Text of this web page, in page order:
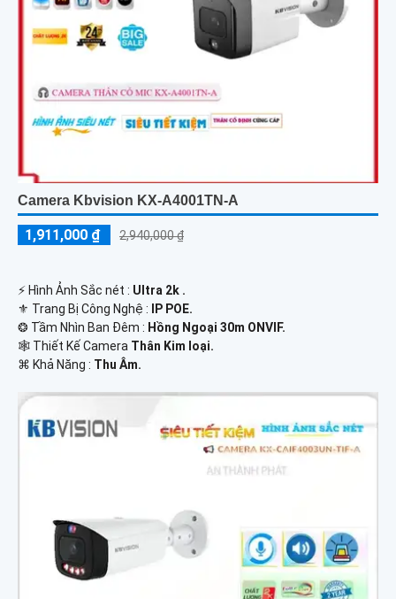
Camera Kbvision KX-A4001TN-A
1,911,000 ₫ 2,940,000 ₫
️⚡ Hình Ảnh Sắc nét : Ultra 2k .
⚜️ Trang Bị Công Nghệ :
IP POE.
❂ Tầm Nhìn Ban Đêm : Hồng Ngoại 30m ONVIF.
🕸️ Thiết Kế Camera Thân Kim loại.
️⌘ Khả Năng : Thu Âm.